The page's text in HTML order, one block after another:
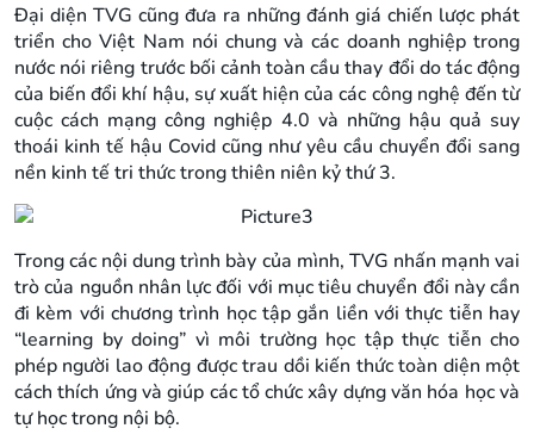
Đại diện TVG cũng đưa ra những đánh giá chiến lược phát
triển cho Việt Nam nói chung và các doanh nghiệp trong
nước nói riêng trước bối cảnh toàn cầu thay đổi do tác động
của biến đổi khí hậu, sự xuất hiện của các công nghệ đến từ
cuộc cách mạng công nghiệp 4.0 và những hậu quả suy
thoái kinh tế hậu Covid cũng như yêu cầu chuyển đổi sang
nền kinh tế tri thức trong thiên niên kỷ thứ 3.
Trong các nội dung trình bày của mình, TVG nhấn mạnh vai
trò của nguồn nhân lực đối với mục tiêu chuyển đổi này cần
đi kèm với chương trình học tập gắn liền với thực tiễn hay
“learning by doing” vì môi trường học tập thực tiễn cho
phép người lao động được trau dồi kiến thức toàn diện một
cách thích ứng và giúp các tổ chức xây dựng văn hóa học và
tự học trong nội bộ.